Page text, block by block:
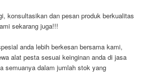
konsultasikan dan pesan produk berkualitas
sekarang juga!!!
anda lebih berkesan bersama kami,
alat pesta sesuai keinginan anda di jasa
semuanya dalam jumlah stok yang